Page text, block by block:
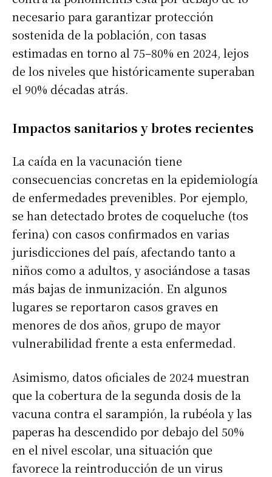
necesario para garantizar protección
sostenida de la población, con tasas
estimadas en torno al 75–80% en 2024, lejos
de los niveles que históricamente superaban
el 90% décadas atrás.
Impactos sanitarios y brotes recientes
La caída en la vacunación tiene
consecuencias concretas en la epidemiología
de enfermedades prevenibles. Por ejemplo,
se han detectado brotes de coqueluche (tos
ferina) con casos confirmados en varias
jurisdicciones del país, afectando tanto a
niños como a adultos, y asociándose a tasas
más bajas de inmunización. En algunos
lugares se reportaron casos graves en
menores de dos años, grupo de mayor
vulnerabilidad frente a esta enfermedad.
Asimismo, datos oficiales de 2024 muestran
que la cobertura de la segunda dosis de la
vacuna contra el sarampión, la rubéola y las
paperas ha descendido por debajo del 50%
en el nivel escolar, una situación que
favorece la reintroducción de un virus